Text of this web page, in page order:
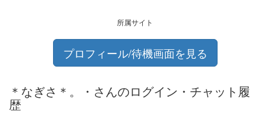
所属サイト
プロフィール/待機画面を見る
＊なぎさ＊。・さんのログイン・チャット履
歴